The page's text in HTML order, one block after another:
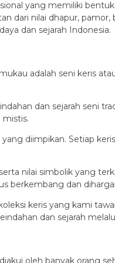
yang memiliki
dari nilai dhapur, pamor,
dan sejarah Indonesia.
adalah seni keris
dan sejarah seni
mistis.
diimpikan. Setiap
nilai simbolik yang
berkembang dan
keris yang kami
dan sejarah
oleh banyak orang